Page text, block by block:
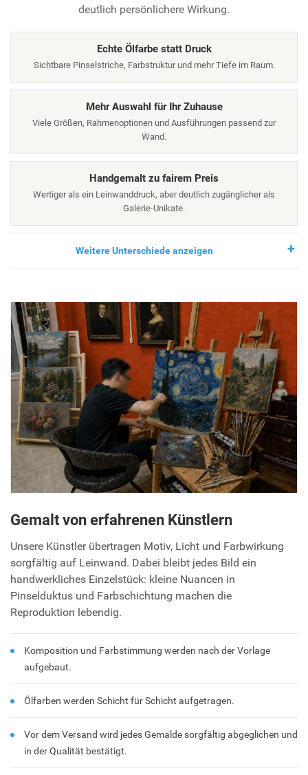
deutlich persönlichere Wirkung.
Echte Ölfarbe statt Druck
Sichtbare Pinselstriche, Farbstruktur und mehr Tiefe im Raum.
Mehr Auswahl für Ihr Zuhause
Viele Größen, Rahmenoptionen und Ausführungen passend zur
Wand.
Handgemalt zu fairem Preis
Wertiger als ein Leinwanddruck, aber deutlich zugänglicher als
Galerie-Unikate.
Weitere Unterschiede anzeigen
Gemalt von erfahrenen Künstlern
Unsere Künstler übertragen Motiv, Licht und Farbwirkung
sorgfältig auf Leinwand. Dabei bleibt jedes Bild ein
handwerkliches Einzelstück: kleine Nuancen in
Pinselduktus und Farbschichtung machen die
Reproduktion lebendig.
Komposition und Farbstimmung werden nach der Vorlage
aufgebaut.
Ölfarben werden Schicht für Schicht aufgetragen.
Vor dem Versand wird jedes Gemälde sorgfältig abgeglichen und
in der Qualität bestätigt.